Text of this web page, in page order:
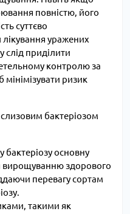
повністю, його
суттєво
уражених
слід приділити
контролю за
ризик
бактеріозом
бактеріозу основну
вирощуванню здорового
перевагу сортам
такими як